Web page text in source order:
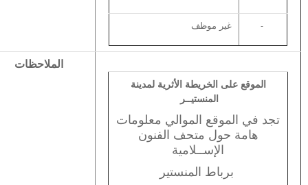
- غير موظف
الموقع على الخريطة الأثرية لمدينة
المنستيــر
تجد في الموقع الموالي معلومات
هامة حول متحف الفنون
الإســلامية
برباط المنستير
الملاحظات